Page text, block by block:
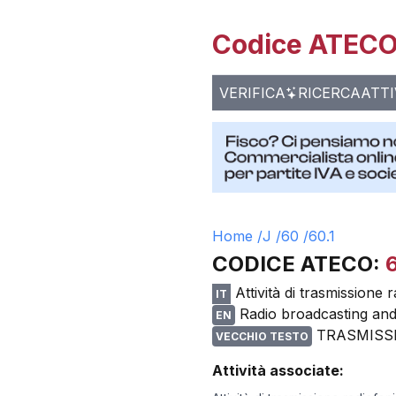
Codice
VERIFICA RICERCA
Home /J /60 /60.1
CODICE ATECO:
IT Attività di trasmissione
EN Radio broadcasting
VECCHIO TESTO
Attività associate: